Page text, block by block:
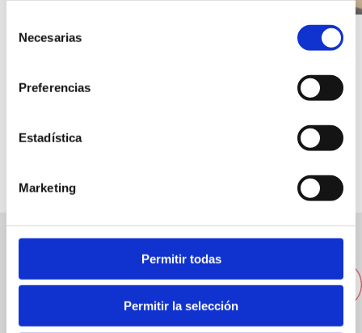
Necesarias
Preferencias
Estadística
Marketing
Permitir todas
Permitir la selección
Other nearby
accommodations